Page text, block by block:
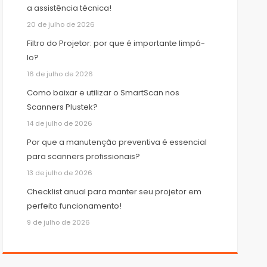
a assistência técnica!
20 de julho de 2026
Filtro do Projetor: por que é importante limpá-
lo?
16 de julho de 2026
Como baixar e utilizar o SmartScan nos
Scanners Plustek?
14 de julho de 2026
Por que a manutenção preventiva é essencial
para scanners profissionais?
13 de julho de 2026
Checklist anual para manter seu projetor em
perfeito funcionamento!
9 de julho de 2026